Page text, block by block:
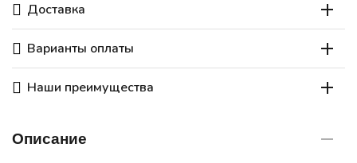
Доставка
Варианты оплаты
Наши преимущества
Описание